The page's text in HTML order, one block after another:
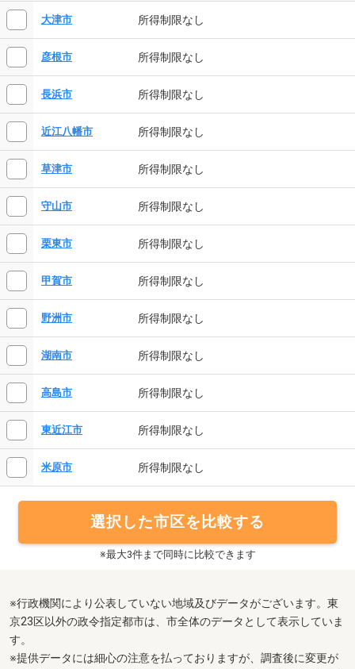
大津市 所得制限なし
彦根市 所得制限なし
長浜市 所得制限なし
近江八幡市 所得制限なし
草津市 所得制限なし
守山市 所得制限なし
栗東市 所得制限なし
甲賀市 所得制限なし
野洲市 所得制限なし
湖南市 所得制限なし
高島市 所得制限なし
東近江市 所得制限なし
米原市 所得制限なし
選択した市区を比較する
※最大3件まで同時に比較できます
※行政機関により公表していない地域及びデータがございます。東
京23区以外の政令指定都市は、市全体のデータとして表示していま
す。
※提供データには細心の注意を払っておりますが、調査後に変更が